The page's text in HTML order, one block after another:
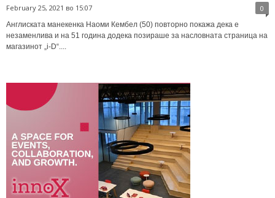
February 25, 2021 во 15:07 0
Англиската манекенка Наоми Кембел (50) повторно покажа дека е
незаменлива и на 51 година додека позираше за насловната страница на
магазинот „i-D“....